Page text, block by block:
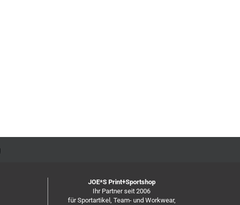
JOE*S Print+Sportshop
Ihr Partner seit 2006
für Sportartikel, Team- und Workwear,